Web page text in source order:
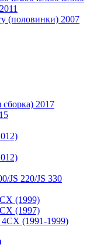
(половинки) 2007
2017
JS 220/JS 330
(1999)
(1997)
(1991-1999)